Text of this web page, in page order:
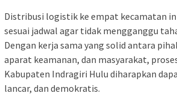
Distribusi logistik ke empat kecamatan
sesuai jadwal agar tidak mengganggu
Dengan kerja sama yang solid antara
aparat keamanan, dan masyarakat,
Kabupaten Indragiri Hulu diharapkan
lancar, dan demokratis.